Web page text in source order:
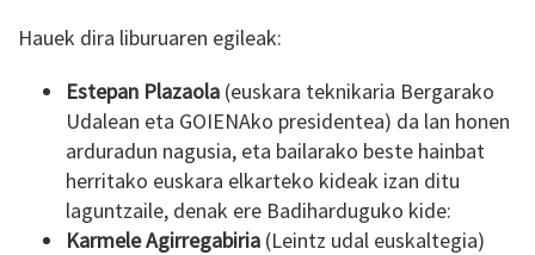
Hauek dira liburuaren egileak:
Estepan Plazaola (euskara teknikaria Bergarako
Udalean eta GOIENAko presidentea) da lan honen
arduradun nagusia, eta bailarako beste hainbat
herritako euskara elkarteko kideak izan ditu
laguntzaile, denak ere Badiharduguko kide:
Karmele Agirregabiria (Leintz udal euskaltegia)